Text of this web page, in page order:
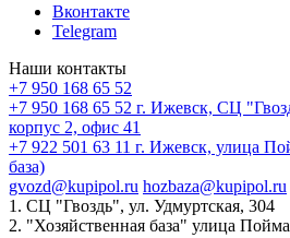
Вконтакте
Telegram
Наши контакты
+7 950 168 65 52
+7 950 168 65 52 г. Ижевск, СЦ
корпус 2, офис 41
+7 922 501 63 11 г. Ижевск, улица
база)
gvozd@kupipol.ru hozbaza@kupipol.ru
1. СЦ "Гвоздь", ул. Удмуртская, 304
2. "Хозяйственная база" улица